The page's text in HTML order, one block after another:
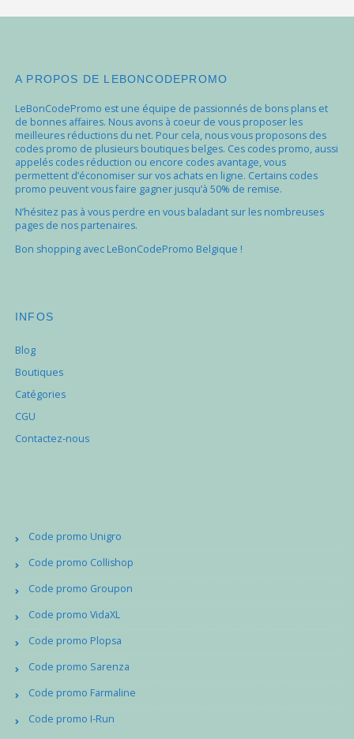
A PROPOS DE LEBONCODEPROMO
LeBonCodePromo est une équipe de passionnés de bons plans et
de bonnes affaires. Nous avons à coeur de vous proposer les
meilleures réductions du net. Pour cela, nous vous proposons des
codes promo de plusieurs boutiques belges. Ces codes promo, aussi
appelés codes réduction ou encore codes avantage, vous
permettent d’économiser sur vos achats en ligne. Certains codes
promo peuvent vous faire gagner jusqu’à 50% de remise.
N’hésitez pas à vous perdre en vous baladant sur les nombreuses
pages de nos partenaires.
Bon shopping avec LeBonCodePromo Belgique !
INFOS
Blog
Boutiques
Catégories
CGU
Contactez-nous
Code promo Unigro
Code promo Collishop
Code promo Groupon
Code promo VidaXL
Code promo Plopsa
Code promo Sarenza
Code promo Farmaline
Code promo I-Run